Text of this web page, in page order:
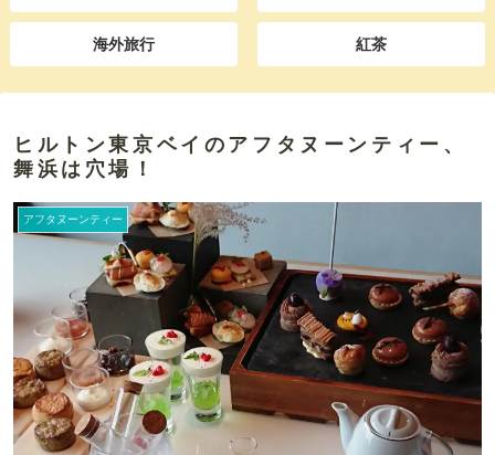
海外旅行 紅茶
ヒルトン東京ベイのアフタヌーンティー、
舞浜は穴場！
アフタヌーンティー